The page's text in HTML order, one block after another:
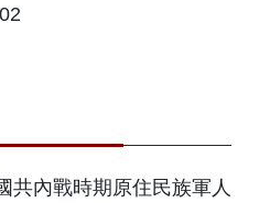
共內戰時期原住民族軍人